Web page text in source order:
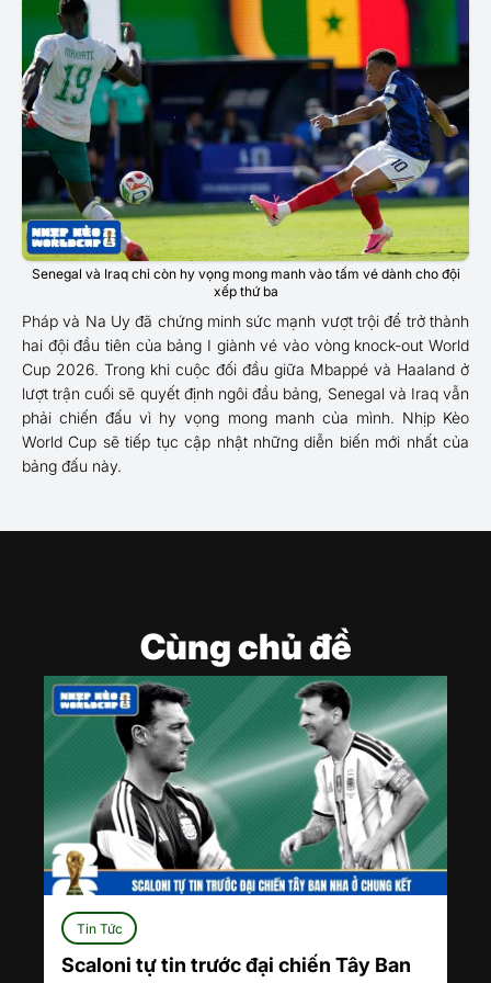
Senegal và Iraq chỉ còn hy vọng mong manh vào tấm vé dành cho đội
xếp thứ ba
Pháp và Na Uy đã chứng minh sức mạnh vượt trội để trở thành
hai đội đầu tiên của bảng I giành vé vào vòng knock-out World
Cup 2026. Trong khi cuộc đối đầu giữa Mbappé và Haaland ở
lượt trận cuối sẽ quyết định ngôi đầu bảng, Senegal và Iraq vẫn
phải chiến đấu vì hy vọng mong manh của mình. Nhịp Kèo
World Cup sẽ tiếp tục cập nhật những diễn biến mới nhất của
bảng đấu này.
Cùng chủ đề
Tin Tức
Scaloni tự tin trước đại chiến Tây Ban